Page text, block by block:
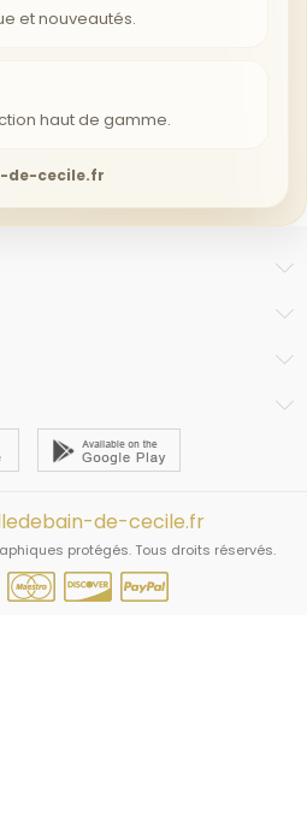
et nouveautés.
haut de gamme.
de-cecile.fr
de-cecile.fr
protégés. Tous droits réservés.